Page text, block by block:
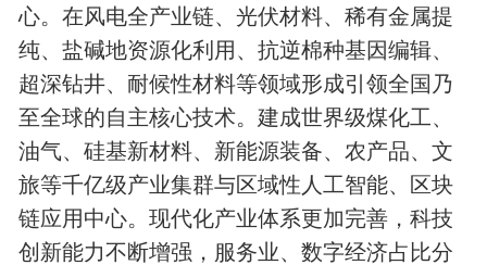
心。在风电全产业链、光伏材料、稀有金属提
纯、盐碱地资源化利用、抗逆棉种基因编辑、
超深钻井、耐候性材料等领域形成引领全国乃
至全球的自主核心技术。建成世界级煤化工、
油气、‌硅基新材料、新能源装备、农产品、文
旅等千亿级产业集群与区域性人工智能、区块
链应用中心。现代化产业体系更加完善，科技
创新能力不断增强，服务业、数字经济占比分